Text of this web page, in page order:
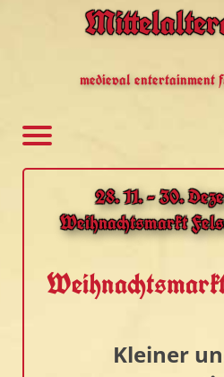
medieval entertainment
28. 11. - 30.
Weihnachtsmarkt
Kleiner